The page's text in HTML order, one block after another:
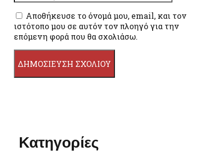
Αποθήκευσε το όνομά μου, email, και τον
ιστότοπο μου σε αυτόν τον πλοηγό για την
επόμενη φορά που θα σχολιάσω.
Κατηγορίες